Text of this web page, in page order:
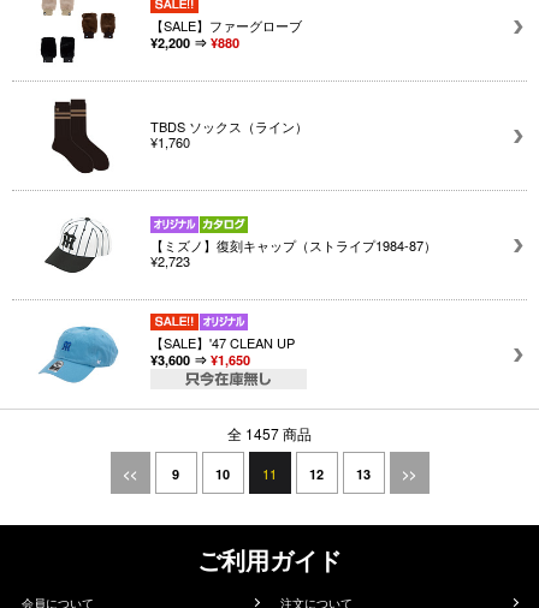
【SALE】ファーグローブ
¥2,200 ⇒ ¥880
TBDS ソックス（ライン）
¥1,760
【ミズノ】復刻キャップ（ストライプ1984-87）
¥2,723
【SALE】'47 CLEAN UP
¥3,600 ⇒ ¥1,650
全 1457 商品
<< 9 10 11 12 13 >>
ご利用ガイド
会員について 注文について